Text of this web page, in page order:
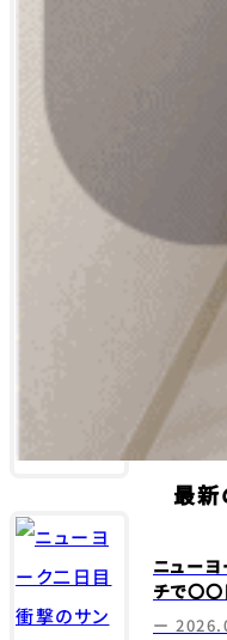
最新
ニューヨ
チで〇〇
ー